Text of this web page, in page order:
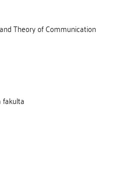
Theory of Communication
fakulta